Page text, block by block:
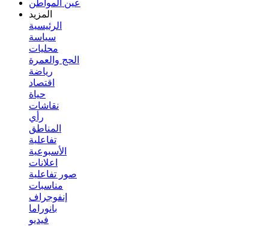
عين المواطن
المزيد
الرئيسية
سياسة
محليات
الحج والعمرة
رياضة
اقتصاد
حياة
نقاشات
رأي
المناطق
تفاعلية
الأسبوعية
اعلانات
صور تفاعلية
مناسبات
إنفوجراف
بانوراما
فيديو